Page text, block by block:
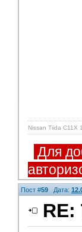
Nissan Tiida C11X
Для
Пост #59 Дата: